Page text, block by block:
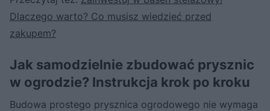
Dlaczego warto? Co musisz wiedzieć przed
zakupem?
Jak samodzielnie zbudować prysznic
w ogrodzie? Instrukcja krok po kroku
Budowa prostego prysznica ogrodowego nie wymaga